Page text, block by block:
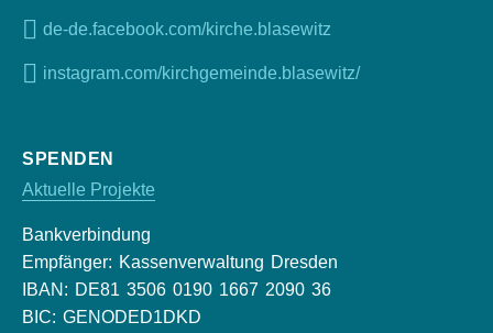
de-de.facebook.com/kirche.blasewitz
instagram.com/kirchgemeinde.blasewitz/
SPENDEN
Aktuelle Projekte
Bankverbindung
Empfänger: Kassenverwaltung Dresden
IBAN: DE81 3506 0190 1667 2090 36
BIC: GENODED1DKD